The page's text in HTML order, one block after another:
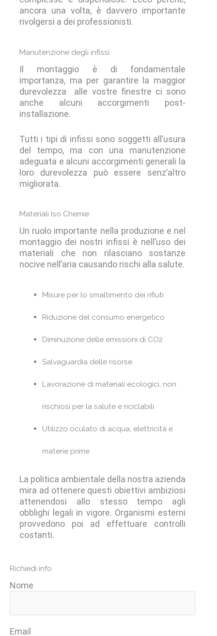
ancora una volta, è davvero importante
rivolgersi a dei professionisti.
Manutenzione degli infissi
Il montaggio è di fondamentale
importanza, ma per garantire la maggior
durevolezza alle vostre finestre ci sono
anche alcuni accorgimenti post-
installazione.
Tutti i tipi di infissi sono soggetti all’usura
del tempo, ma con una manutenzione
adeguata e alcuni accorgimenti generali la
loro durevolezza può essere senz’altro
migliorata.
Materiali Iso Chemie
Un ruolo importante nella produzione e nel
montaggio dei nostri infissi è nell’uso dei
materiali che non rilasciano sostanze
nocive nell’aria causando rischi alla salute.
Misure per lo smaltimento dei rifiuti
Riduzione del consumo energetico
Diminuzione delle emissioni di CO2
Salvaguardia delle risorse
Lavorazione di materiali ecologici, non
rischiosi per la salute e riciclabili
Utilizzo oculato di acqua, elettricità e
materie prime
La politica ambientale della nostra azienda
mira ad ottenere questi obiettivi ambiziosi
attenendosi allo stesso tempo agli
obblighi legali in vigore. Organismi esterni
provvedono poi ad effettuare controlli
costanti.
Richiedi info
Nome
Email